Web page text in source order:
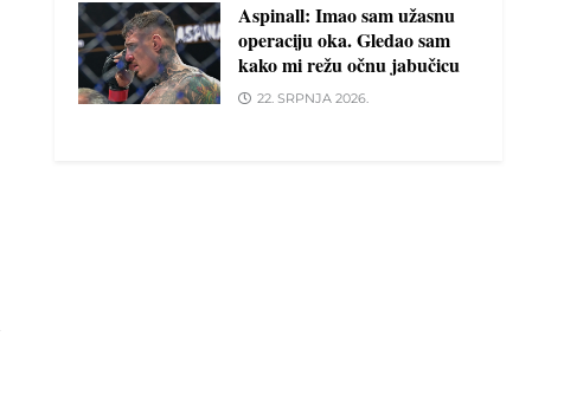
Aspinall: Imao sam užasnu
operaciju oka. Gledao sam
kako mi režu očnu jabučicu
22. SRPNJA 2026.